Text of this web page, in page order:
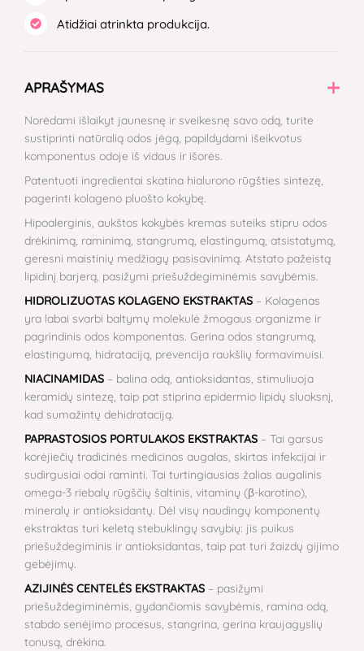
Atidžiai atrinkta produkcija.
APRAŠYMAS
Norėdami išlaikyt jaunesnę ir sveikesnę savo odą, turite
sustiprinti natūralią odos jėgą, papildydami išeikvotus
komponentus odoje iš vidaus ir išorės.
Patentuoti ingredientai skatina hialurono rūgšties sintezę,
pagerinti kolageno pluošto kokybę.
Hipoalerginis, aukštos kokybės kremas suteiks stipru odos
drėkinimą, raminimą, stangrumą, elastingumą, atsistatymą,
geresni maistinių medžiagų pasisavinimą. Atstato pažeistą
lipidinį barjerą, pasižymi priešuždegiminėmis savybėmis.
HIDROLIZUOTAS KOLAGENO EKSTRAKTAS – Kolagenas
yra labai svarbi baltymų molekulė žmogaus organizme ir
pagrindinis odos komponentas. Gerina odos stangrumą,
elastingumą, hidrataciją, prevencija raukšlių formavimuisi.
NIACINAMIDAS – balina odą, antioksidantas, stimuliuoja
keramidų sintezę, taip pat stiprina epidermio lipidų sluoksnį,
kad sumažintų dehidrataciją.
PAPRASTOSIOS PORTULAKOS EKSTRAKTAS – Tai garsus
korėjiečių tradicinės medicinos augalas, skirtas infekcijai ir
sudirgusiai odai raminti. Tai turtingiausias žalias augalinis
omega-3 riebalų rūgščių šaltinis, vitaminų (β-karotino),
mineralų ir antioksidantų. Dėl visų naudingų komponentų
ekstraktas turi keletą stebuklingų savybių: jis puikus
priešuždegiminis ir antioksidantas, taip pat turi žaizdų gijimo
gebėjimų.
AZIJINĖS CENTELĖS EKSTRAKTAS – pasižymi
priešuždegiminėmis, gydančiomis savybėmis, ramina odą,
stabdo senėjimo procesus, stangrina, gerina kraujagyslių
tonusą, drėkina.